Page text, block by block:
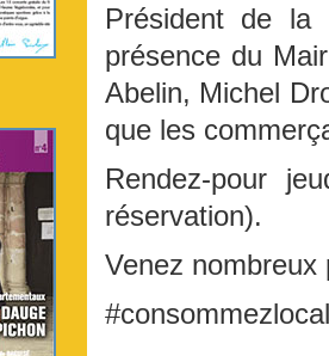
Président de la
présence du
Abelin, Michel
que les
Rendez-pour
réservation).
Venez
#consommezlocal